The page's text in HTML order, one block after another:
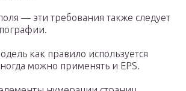
— эти требования также следует
как правило используется
можно применять и EPS.